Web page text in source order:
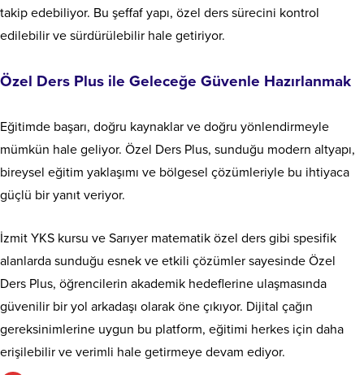
takip edebiliyor. Bu şeffaf yapı, özel ders sürecini kontrol
edilebilir ve sürdürülebilir hale getiriyor.
Özel Ders Plus ile Geleceğe Güvenle Hazırlanmak
Eğitimde başarı, doğru kaynaklar ve doğru yönlendirmeyle
mümkün hale geliyor. Özel Ders Plus, sunduğu modern altyapı,
bireysel eğitim yaklaşımı ve bölgesel çözümleriyle bu ihtiyaca
güçlü bir yanıt veriyor.
İzmit YKS kursu ve Sarıyer matematik özel ders gibi spesifik
alanlarda sunduğu esnek ve etkili çözümler sayesinde Özel
Ders Plus, öğrencilerin akademik hedeflerine ulaşmasında
güvenilir bir yol arkadaşı olarak öne çıkıyor. Dijital çağın
gereksinimlerine uygun bu platform, eğitimi herkes için daha
erişilebilir ve verimli hale getirmeye devam ediyor.